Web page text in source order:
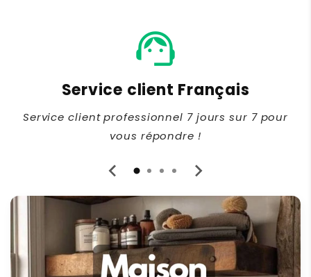
support_agent
Service client Français
Service client professionnel 7 jours sur 7 pour
vous répondre !